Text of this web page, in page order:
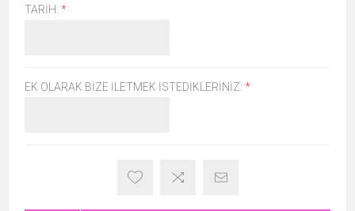
TARIH: *
EK OLARAK BIZE İLETMEK İSTEDIKLERINIZ: *